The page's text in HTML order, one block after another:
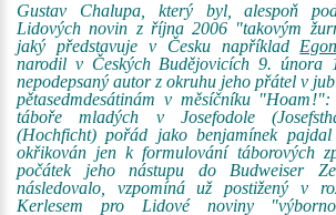
Gustav Chalupa, který byl, alespoň
Lidových novin z října 2006 "takovým
jaký představuje v Česku například
narodil v Českých Budějovicích 9. února
nepodepsaný autor z okruhu jeho přátel v
pětasedmdesátinám v měsíčníku
táboře mladých v Josefodole
(Hochficht) pořád jako benjamínek
okřikován jen k formulování táborových
počátek jeho nástupu do Budweiser
následovalo, vzpomíná už postižený v
Kerlesem pro Lidové noviny